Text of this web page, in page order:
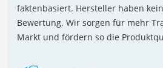
faktenbasiert. Hersteller haben
Bewertung. Wir sorgen für mehr
Markt und fördern so die